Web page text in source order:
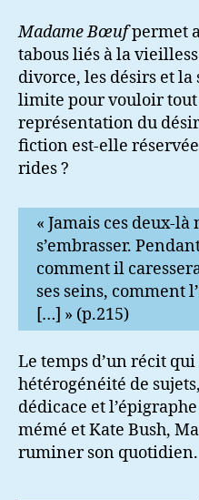
Madame Bœufpermet
tabous liés à la
divorce, les désirs et la
limite pour vouloir tout
représentation du
fiction est-elle
rides ?
« Jamais ces deux-
s’embrasser.
comment il
ses seins, comment
[…] » (p.215)
Le temps d’un récit
hétérogénéité de
dédicace et
mémé et Kate Bush,
ruminer son quotidien.